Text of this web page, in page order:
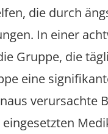
die durch
In einer
Gruppe, die
eine
verursachte